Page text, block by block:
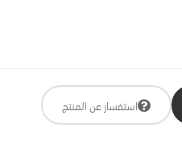
استفسار عن المنتج